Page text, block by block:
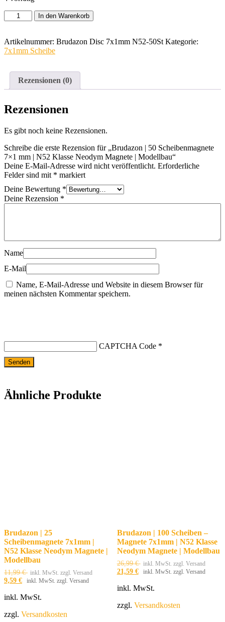
Brudazon
|
Scheibenmagnete
7x1
Klasse
Magnete
|
Menge
In den Warenkorb
Artikelnummer: Brudazon Disc 7x1mm N52-50St Kategorie:
7x1mm Scheibe
Rezensionen (0)
Rezensionen
Es gibt noch keine Rezensionen.
Schreibe die erste Rezension für „Brudazon | 50 Scheibenmagnete
7×1 mm | N52 Klasse Neodym Magnete | Modellbau“
Deine E-Mail-Adresse wird nicht veröffentlicht. Erforderliche
Felder sind mit * markiert
Deine Bewertung *
Deine Rezension *
Name
E-Mail
Name, E-Mail-Adresse und Website in diesem Browser für
meinen nächsten Kommentar speichern.
CAPTCHA Code *
Ähnliche Produkte
Brudazon | 25
Scheibenmagnete 7x1mm |
N52 Klasse Neodym Magnete |
Modellbau
11,99€ inkl. MwSt. zzgl. Versand
9,59 € inkl. MwSt. zzgl. Versand
inkl. MwSt.
zzgl. Versandkosten
Brudazon | 100 Scheiben –
Magnete 7x1mm | N52 Klasse
Neodym Magnete | Modellbau
26,99€ inkl. MwSt. zzgl. Versand
21,59 € inkl. MwSt. zzgl. Versand
inkl. MwSt.
zzgl. Versandkosten